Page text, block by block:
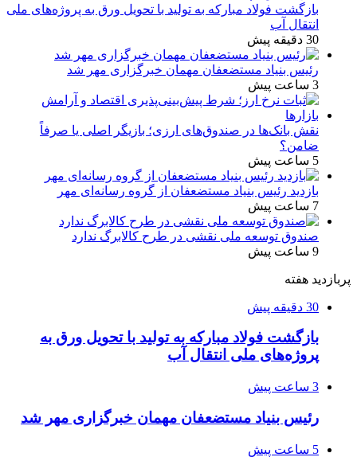
بازگشت فولاد مبارکه به تولید با تحویل ورق به پروژه‌های ملی
انتقال آب
30 دقیقه پیش
رئیس بنیاد مستضعفان مهمان خبرگزاری مهر شد
3 ساعت پیش
نقش بانک‌ها در صندوق‌های ارزی؛ بازیگر اصلی یا صرفاً
ضامن؟
5 ساعت پیش
بازدید رئیس بنیاد مستضعفان از گروه رسانه‌ای مهر
7 ساعت پیش
صندوق توسعه ملی نقشی در طرح کالابرگ ندارد
9 ساعت پیش
پربازدید هفته
30 دقیقه پیش
بازگشت فولاد مبارکه به تولید با تحویل ورق به
پروژه‌های ملی انتقال آب
3 ساعت پیش
رئیس بنیاد مستضعفان مهمان خبرگزاری مهر شد
5 ساعت پیش